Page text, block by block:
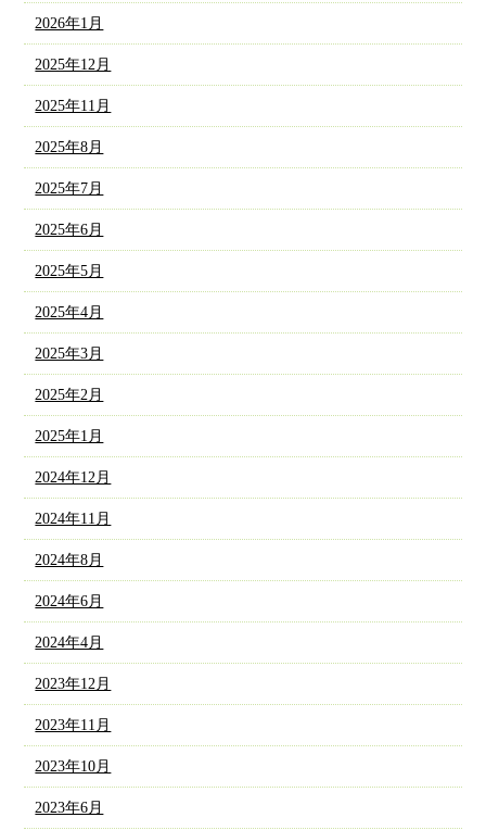
2026年1月
2025年12月
2025年11月
2025年8月
2025年7月
2025年6月
2025年5月
2025年4月
2025年3月
2025年2月
2025年1月
2024年12月
2024年11月
2024年8月
2024年6月
2024年4月
2023年12月
2023年11月
2023年10月
2023年6月